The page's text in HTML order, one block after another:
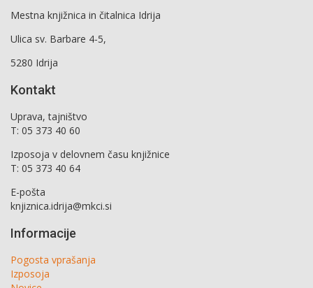
Mestna knjižnica in čitalnica Idrija
Ulica sv. Barbare 4-5,
5280 Idrija
Kontakt
Uprava, tajništvo
T: 05 373 40 60
Izposoja v delovnem času knjižnice
T: 05 373 40 64
E-pošta
knjiznica.idrija@mkci.si
Informacije
Pogosta vprašanja
Izposoja